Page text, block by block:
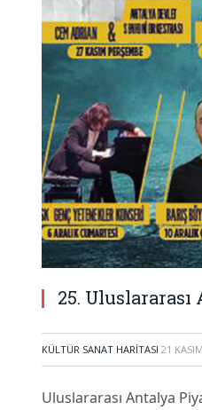
25.
KÜLTÜR SANAT HARITASI 21
Uluslararası Antalya